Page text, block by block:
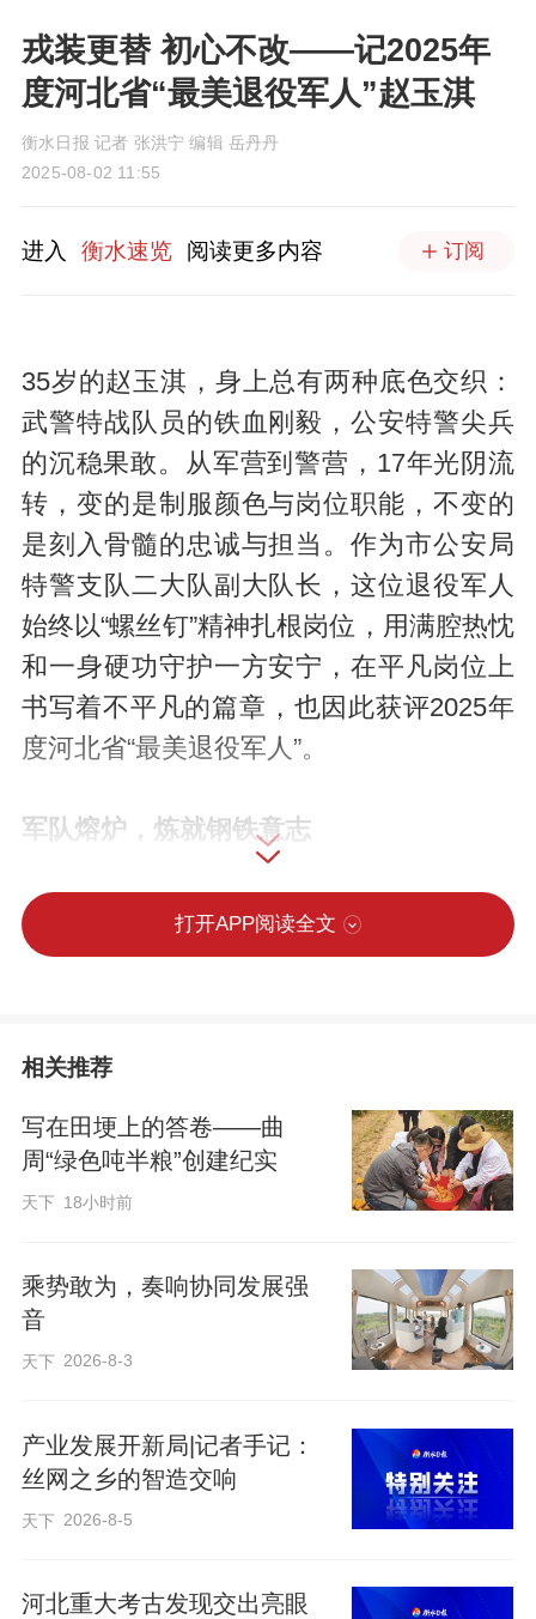
戎装更替 初心不改——记2025年
度河北省“最美退役军人”赵玉淇
衡水日报 记者 张洪宁 编辑 岳丹丹
2025-08-02 11:55
进入 衡水速览 阅读更多内容 订阅
35岁的赵玉淇，身上总有两种底色交织：
武警特战队员的铁血刚毅，公安特警尖兵
的沉稳果敢。从军营到警营，17年光阴流
转，变的是制服颜色与岗位职能，不变的
是刻入骨髓的忠诚与担当。作为市公安局
特警支队二大队副大队长，这位退役军人
始终以“螺丝钉”精神扎根岗位，用满腔热忱
和一身硬功守护一方安宁，在平凡岗位上
书写着不平凡的篇章，也因此获评2025年
度河北省“最美退役军人”。
军队熔炉，炼就钢铁意志
2007年，怀揣着对军营的无限憧憬，赵玉
淇应征入伍，成为武警河北总队的一名新
体素质的极限挑战，更是对精神意志的深
度淬炼。但他从未退缩，训练中总是冲在
前面。别人练一遍，他就加练三遍，手上
的茧子褪了又长，只为向“合格军人”的目标
打开APP阅读全文
相关推荐
写在田埂上的答卷——曲
周“绿色吨半粮”创建纪实
天下 18小时前
乘势敢为，奏响协同发展强
音
天下 2026-8-3
产业发展开新局|记者手记：
丝网之乡的智造交响
天下 2026-8-5
河北重大考古发现交出亮眼